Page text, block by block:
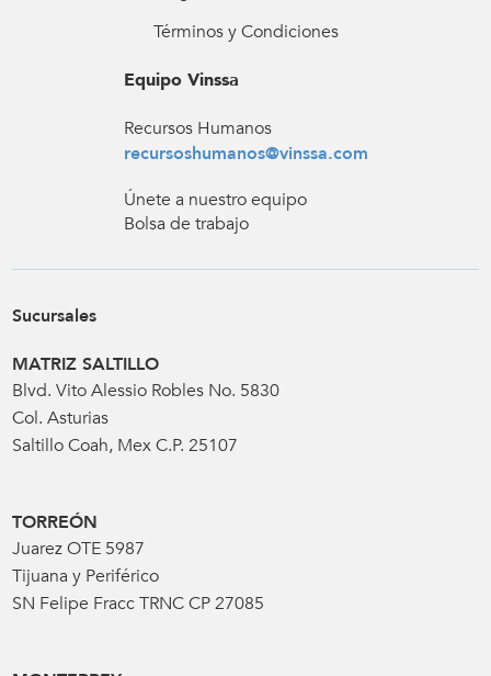
Términos y Condiciones
Equipo Vinssa
Recursos Humanos
recursoshumanos@vinssa.com
Únete a nuestro equipo
Bolsa de trabajo
Sucursales
MATRIZ SALTILLO
Blvd. Vito Alessio Robles No. 5830
Col. Asturias
Saltillo Coah, Mex C.P. 25107
TORREÓN
Juarez OTE 5987
Tijuana y Periférico
SN Felipe Fracc TRNC CP 27085